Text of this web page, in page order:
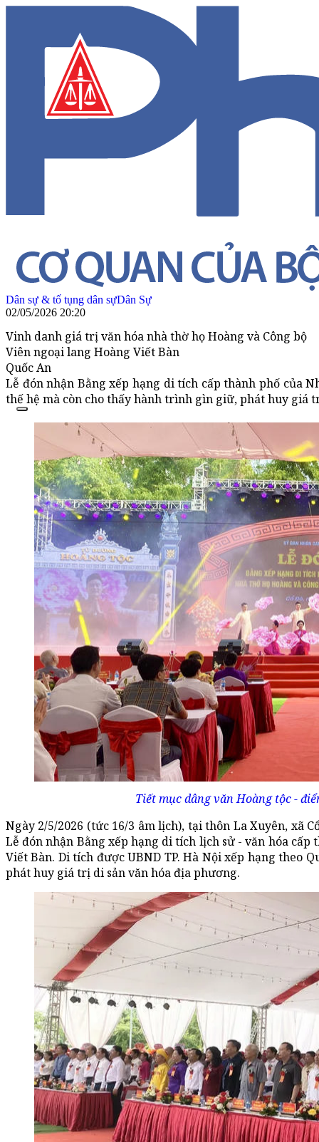
Dân sự & tố tụng dân sựDân Sự
02/05/2026 20:20
Vinh danh giá trị văn hóa nhà thờ họ Hoàng và Công bộ
Viên ngoại lang Hoàng Viết Bàn
Quốc An
Lễ đón nhận Bằng xếp hạng di tích cấp thành phố của
thế hệ mà còn cho thấy hành trình gìn giữ, phát huy giá
Tiết mục dâng văn Hoàng tộc -
Ngày 2/5/2026 (tức 16/3 âm lịch), tại thôn La Xuyên, xã
Lễ đón nhận Bằng xếp hạng di tích lịch sử - văn hóa
Viết Bàn. Di tích được UBND TP. Hà Nội xếp hạng theo
phát huy giá trị di sản văn hóa địa phương.